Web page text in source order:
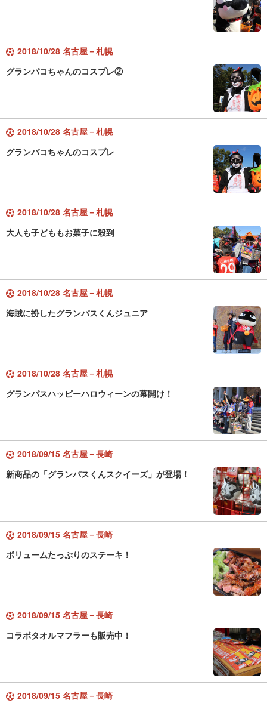
2018/10/28 名古屋－札幌
グランパコちゃんのコスプレ②
2018/10/28 名古屋－札幌
グランパコちゃんのコスプレ
2018/10/28 名古屋－札幌
大人も子どももお菓子に殺到
2018/10/28 名古屋－札幌
海賊に扮したグランパスくんジュニア
2018/10/28 名古屋－札幌
グランパスハッピーハロウィーンの幕開け！
2018/09/15 名古屋－長崎
新商品の「グランパスくんスクイーズ」が登場！
2018/09/15 名古屋－長崎
ボリュームたっぷりのステーキ！
2018/09/15 名古屋－長崎
コラボタオルマフラーも販売中！
2018/09/15 名古屋－長崎